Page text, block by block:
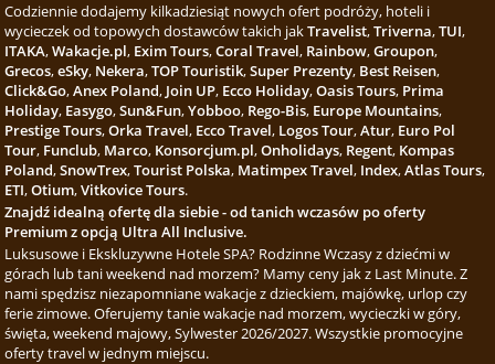
Codziennie dodajemy kilkadziesiąt nowych ofert podróży, hoteli i
wycieczek od topowych dostawców takich jakTravelist,Triverna,TUI,
ITAKA,Wakacje.pl, Exim Tours,Coral Travel, Rainbow,Groupon,
Grecos,eSky, Nekera,TOP Touristik,Super Prezenty, Best Reisen,
Click&Go,Anex Poland, Join UP, Ecco Holiday,Oasis Tours, Prima
Holiday, Easygo,Sun&Fun,Yobboo, Rego-Bis, Europe Mountains,
Prestige Tours,Orka Travel, Ecco Travel, Logos Tour,Atur, Euro Pol
Tour, Funclub, Marco, Konsorcjum.pl,Onholidays, Regent, Kompas
Poland,SnowTrex,Tourist Polska, Matimpex Travel, Index,Atlas Tours,
ETI,Otium,Vitkovice Tours.
Znajdź idealną ofertę dla siebie - od tanich wczasów po oferty
Premium z opcją Ultra All Inclusive.
Luksusowe i Ekskluzywne Hotele SPA? Rodzinne Wczasy z dziećmi w
górach lub tani weekend nad morzem? Mamy ceny jak z Last Minute. Z
nami spędzisz niezapomniane wakacje z dzieckiem, majówkę, urlop czy
ferie zimowe. Oferujemy tanie wakacje nad morzem, wycieczki w góry,
święta, weekend majowy, Sylwester 2026/2027. Wszystkie promocyjne
oferty travel w jednym miejscu.